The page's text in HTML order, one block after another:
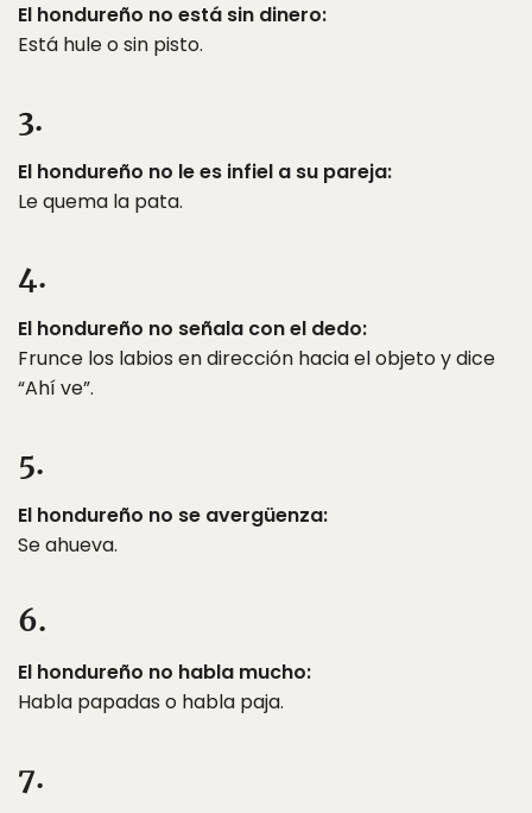
El hondureño no está sin dinero:
Está hule o sin pisto.
3.
El hondureño no le es infiel a su pareja:
Le quema la pata.
4.
El hondureño no señala con el dedo:
Frunce los labios en dirección hacia el objeto y dice
“Ahí ve”.
5.
El hondureño no se avergüenza:
Se ahueva.
6.
El hondureño no habla mucho:
Habla papadas o habla paja.
7.